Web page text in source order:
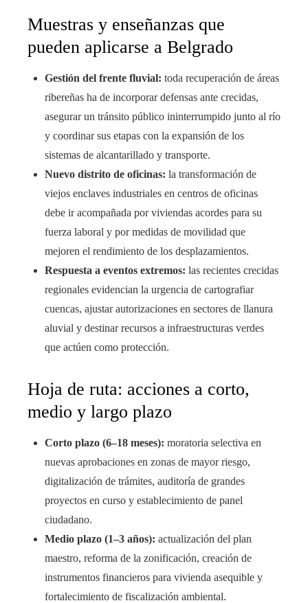
Muestras y enseñanzas que
pueden aplicarse a Belgrado
Gestión del frente fluvial: toda recuperación de áreas
ribereñas ha de incorporar defensas ante crecidas,
asegurar un tránsito público ininterrumpido junto al río
y coordinar sus etapas con la expansión de los
sistemas de alcantarillado y transporte.
Nuevo distrito de oficinas: la transformación de
viejos enclaves industriales en centros de oficinas
debe ir acompañada por viviendas acordes para su
fuerza laboral y por medidas de movilidad que
mejoren el rendimiento de los desplazamientos.
Respuesta a eventos extremos: las recientes crecidas
regionales evidencian la urgencia de cartografiar
cuencas, ajustar autorizaciones en sectores de llanura
aluvial y destinar recursos a infraestructuras verdes
que actúen como protección.
Hoja de ruta: acciones a corto,
medio y largo plazo
Corto plazo (6–18 meses): moratoria selectiva en
nuevas aprobaciones en zonas de mayor riesgo,
digitalización de trámites, auditoría de grandes
proyectos en curso y establecimiento de panel
ciudadano.
Medio plazo (1–3 años): actualización del plan
maestro, reforma de la zonificación, creación de
instrumentos financieros para vivienda asequible y
fortalecimiento de fiscalización ambiental.